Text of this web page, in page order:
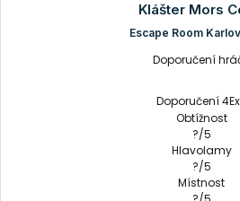
Klášter Mors
Escape Room
Doporučení
Doporučení
Obtížnost
?/5
Hlavolamy
?/5
Místnost